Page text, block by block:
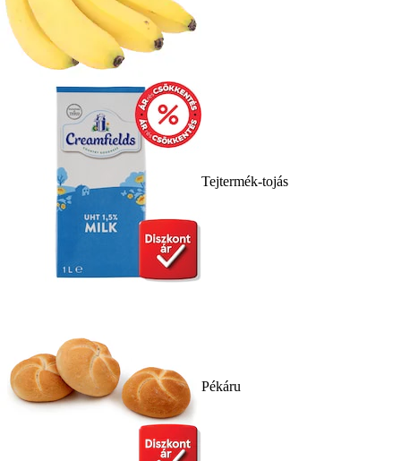
Tejtermék-tojás
Pékáru